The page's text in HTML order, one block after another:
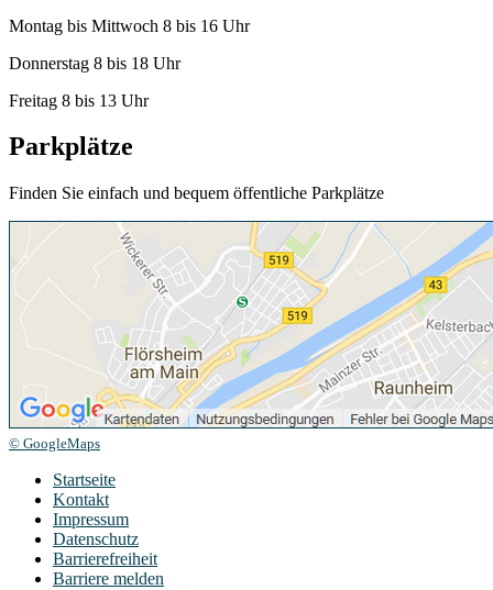
Montag bis Mittwoch 8 bis 16 Uhr
Donnerstag 8 bis 18 Uhr
Freitag 8 bis 13 Uhr
Parkplätze
Finden Sie einfach und bequem öffentliche Parkplätze
© GoogleMaps
Startseite
Kontakt
Impressum
Datenschutz
Barrierefreiheit
Barriere melden